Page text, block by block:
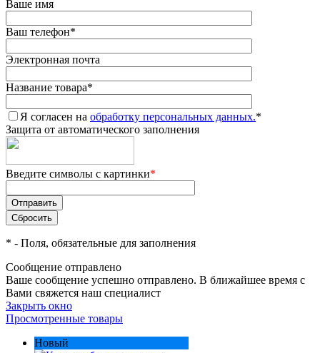
Ваше имя
Ваш телефон*
Электронная почта
Название товара*
Я согласен на обработку персональных данных.*
Защита от автоматического заполнения
Введите символы с картинки*
* - Поля, обязательные для заполнения
Сообщение отправлено
Ваше сообщение успешно отправлено. В ближайшее время с
Вами свяжется наш специалист
Закрыть окно
Просмотренные товары
Новый